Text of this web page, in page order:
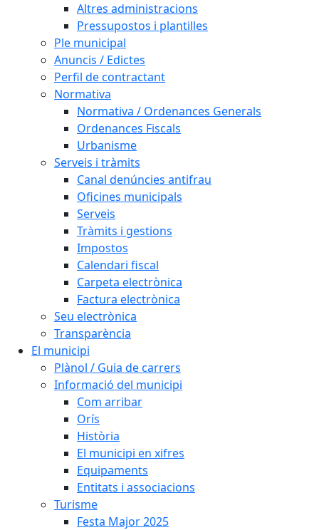
Altres administracions
Pressupostos i plantilles
Ple municipal
Anuncis / Edictes
Perfil de contractant
Normativa
Normativa / Ordenances Generals
Ordenances Fiscals
Urbanisme
Serveis i tràmits
Canal denúncies antifrau
Oficines municipals
Serveis
Tràmits i gestions
Impostos
Calendari fiscal
Carpeta electrònica
Factura electrònica
Seu electrònica
Transparència
El municipi
Plànol / Guia de carrers
Informació del municipi
Com arribar
Orís
Història
El municipi en xifres
Equipaments
Entitats i associacions
Turisme
Festa Major 2025